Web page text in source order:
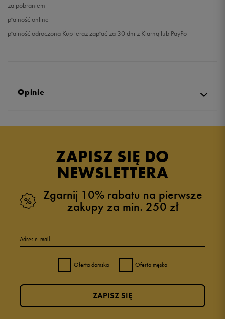
za pobraniem
płatność online
płatność odroczona Kup teraz zapłać za 30 dni z Klarną lub PayPo
Opinie
ZAPISZ SIĘ DO
NEWSLETTERA
Zgarnij 10% rabatu na pierwsze
zakupy za min. 250 zł
Adres e-mail
Oferta damska Oferta męska
ZAPISZ SIĘ